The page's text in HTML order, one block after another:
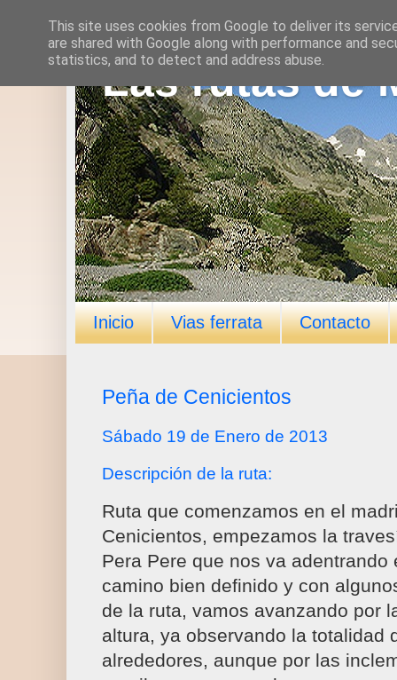
Las rutas de
Inicio Vias ferrata Contacto
Peña de Cenicientos
Sábado 19 de Enero de 2013
Descripción de la ruta:
Ruta que comenzamos en el
Cenicientos, empezamos la
Pera Pere que nos va adentrando
camino bien definido y con
de la ruta, vamos avanzando por
altura, ya observando la totalidad
alrededores, aunque por las
This site uses cookies from Google to deliver its
are shared with Google along with performance and
statistics, and to detect and address abuse.